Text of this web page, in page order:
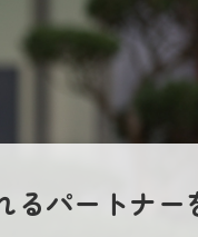
るパートナー